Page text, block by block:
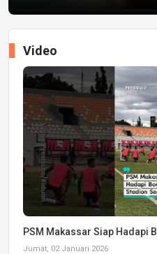
Video
PSM Makassar Siap Hadapi
Jumat, 02 Januari 2026